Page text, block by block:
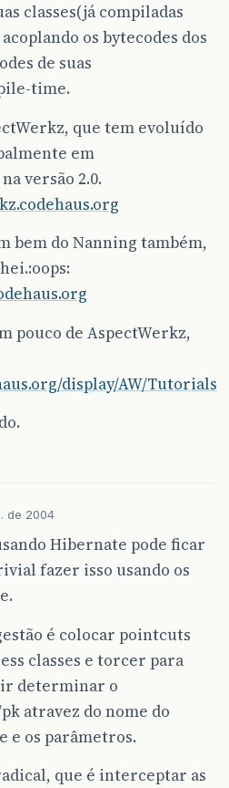
classes(já compiladas
os bytecodes dos
de suas
time.
que tem evoluído
em
versão 2.0.
bem do Nanning também,
pouco de AspectWerkz,
display/AW/Tutorials
de 2004
Hibernate pode ficar
fazer isso usando os
é colocar pointcuts
classes e torcer para
determinar o
atravez do nome do
e os parâmetros.
que é interceptar as